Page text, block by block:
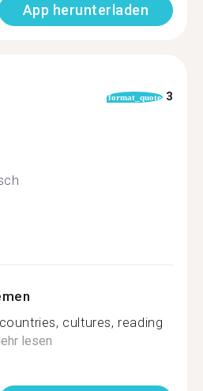
App herunterladen
format_quote 3
cultures, reading
lesen